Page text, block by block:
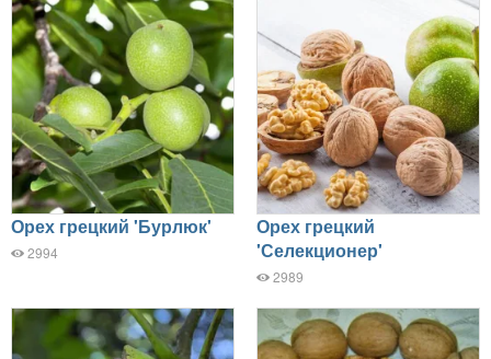
Орех грецкий 'Бурлюк'
2994
Орех грецкий
'Селекционер'
2989